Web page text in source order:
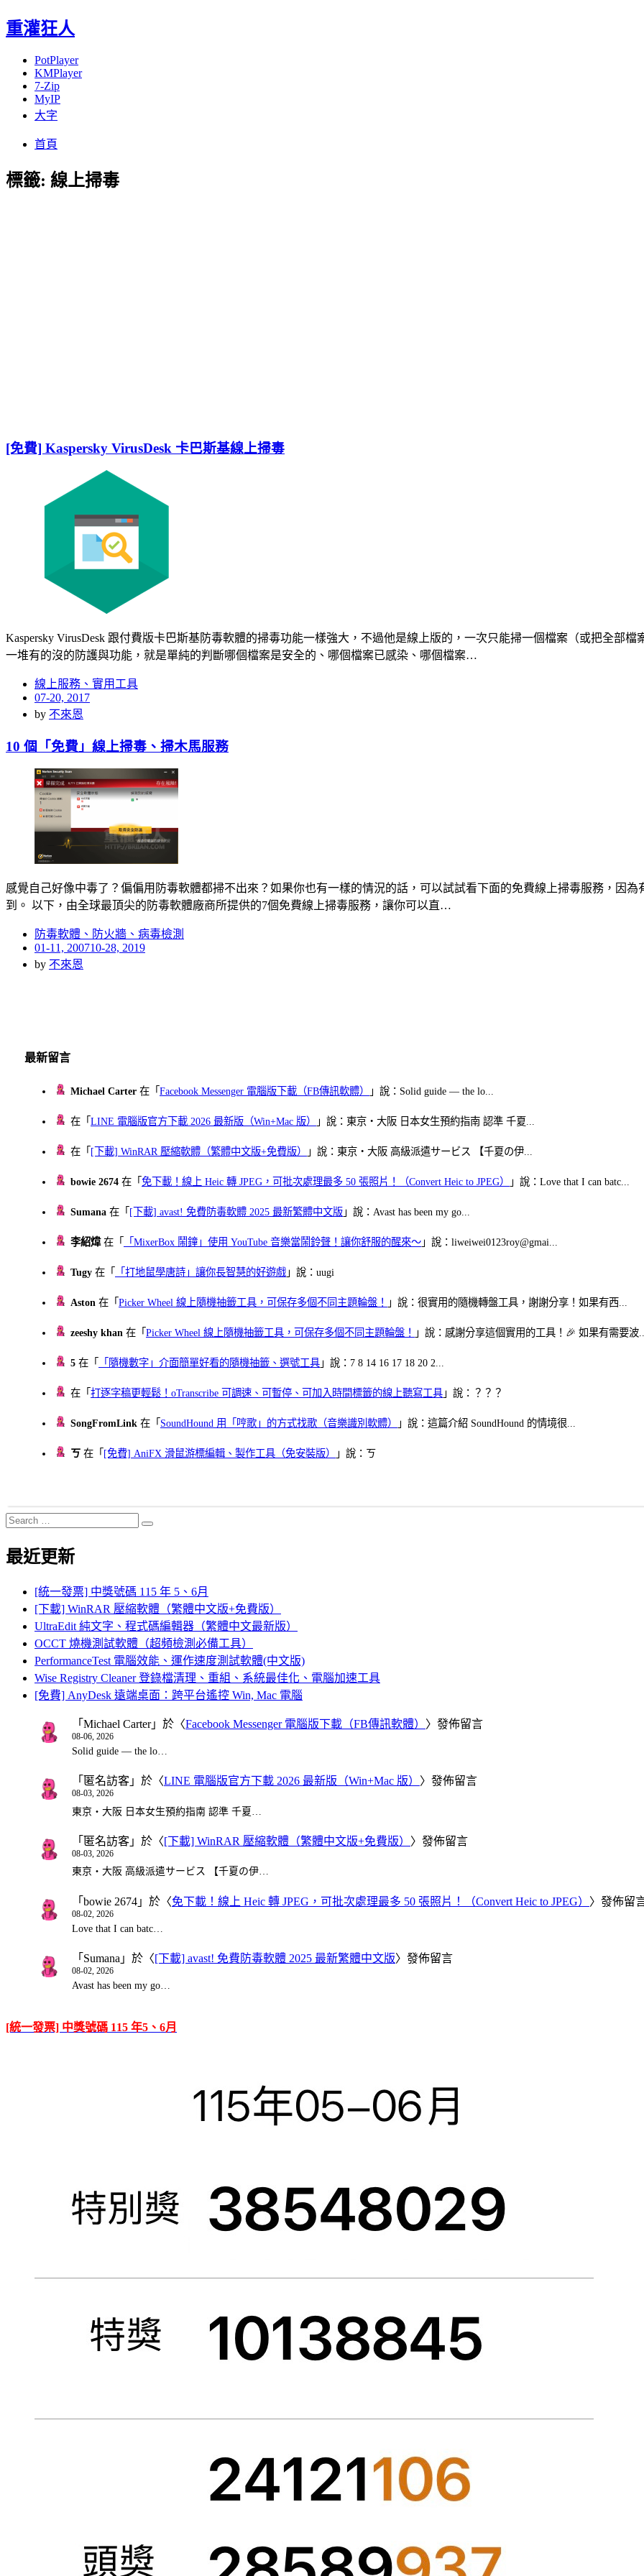
重灌狂人
PotPlayer
KMPlayer
7-Zip
MyIP
大字
首頁
標籤: 線上掃毒
[免費] Kaspersky VirusDesk 卡巴斯基線上掃毒
Kaspersky VirusDesk 跟付費版卡巴斯基防毒軟體的掃毒功能一樣強大，不過他是線上版的，一次只能掃一個檔案（或把全部
一堆有的沒的防護與功能，就是單純的判斷哪個檔案是安全的、哪個檔案已感染、哪個檔案…
線上服務、實用工具
Posted
on
07-20, 2017
by 不來恩
10 個「免費」線上掃毒、掃木馬服務
感覺自己好像中毒了？偏偏用防毒軟體都掃不出來？如果你也有一樣的情況的話，可以試試看下面的免費線上掃毒服務，因
到。 以下，由全球最頂尖的防毒軟體廠商所提供的7個免費線上掃毒服務，讓你可以直…
防毒軟體、防火牆、病毒檢測
Posted
on
01-11, 200710-28, 2019
by 不來恩
最新留言
Michael Carter 在「Facebook Messenger 電腦版下載（FB傳訊軟體） 」說：Solid guide — the lo...
在「LINE 電腦版官方下載 2026 最新版（Win+Mac 版） 」說：東京・大阪 日本女生預約指南 認準 千夏...
在「 [下載] WinRAR 壓縮軟體（繁體中文版+免費版） 」說：東京・大阪 高級派遣サービス 【千夏の伊...
bowie 2674 在「免下載！線上 Heic 轉 JPEG，可批次處理最多 50 張照片！（Convert Heic to JPEG） 」說：Love that I can batc...
Sumana 在「 [下載] avast! 免費防毒軟體 2025 最新繁體中文版 」說：Avast has been my go...
李紹煒在「 「MixerBox 鬧鐘」使用 YouTube 音樂當鬧鈴聲！讓你舒服的醒來～ 」說：liweiwei0123roy@gmai...
Tugy 在「 「打地鼠學唐詩」讓你長智慧的好遊戲 」說：uugi
Aston 在「Picker Wheel 線上隨機抽籤工具，可保存多個不同主題輪盤！ 」說：很實用的隨機轉盤工具，謝謝分享！如果有西...
zeeshy khan 在「Picker Wheel 線上隨機抽籤工具，可保存多個不同主題輪盤！ 」說：感謝分享這個實用的工具！🎉 如果有需要波
5 在「 「隨機數字」介面簡單好看的隨機抽籤、選號工具 」說：7 8 14 16 17 18 20 2...
在「打逐字稿更輕鬆！oTranscribe 可調速、可暫停、可加入時間標籤的線上聽寫工具 」說：？？？
SongFromLink 在「 SoundHound 用「哼歌」的方式找歌（音樂識別軟體） 」說：這篇介紹 SoundHound 的情境很...
ㄎ 在「 [免費] AniFX 滑鼠游標編輯、製作工具（免安裝版） 」說：ㄎ
Search
for:
Search
最近更新
[統一發票] 中獎號碼 115 年 5、6月
[下載] WinRAR 壓縮軟體（繁體中文版+免費版）
UltraEdit 純文字、程式碼編輯器（繁體中文最新版）
OCCT 燒機測試軟體（超頻檢測必備工具）
PerformanceTest 電腦效能、運作速度測試軟體(中文版)
Wise Registry Cleaner 登錄檔清理、重組、系統最佳化、電腦加速工具
[免費] AnyDesk 遠端桌面：跨平台遙控 Win, Mac 電腦
「 Michael Carter」於〈Facebook Messenger 電腦版下載（FB傳訊軟體） 〉發佈留言
08-06, 2026
Solid guide — the lo…
「 匿名訪客 」於〈LINE 電腦版官方下載 2026 最新版（Win+Mac 版） 〉發佈留言
08-03, 2026
東京・大阪 日本女生預約指南 認準 千夏…
「 匿名訪客 」於〈[下載] WinRAR 壓縮軟體（繁體中文版+免費版） 〉發佈留言
08-03, 2026
東京・大阪 高級派遣サービス 【千夏の伊…
「 bowie 2674 」於〈免下載！線上 Heic 轉 JPEG，可批次處理最多 50 張照片！（Convert Heic to JPEG） 〉發佈留
08-02, 2026
Love that I can batc…
「 Sumana 」於〈[下載] avast! 免費防毒軟體 2025 最新繁體中文版〉發佈留言
08-02, 2026
Avast has been my go…
[統一發票] 中獎號碼 115 年5、6月